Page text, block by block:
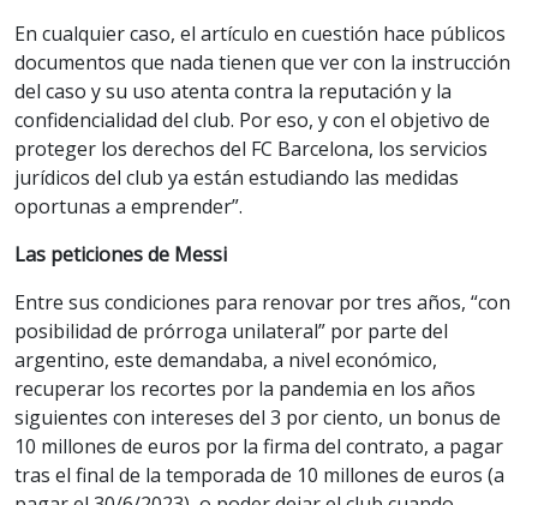
En cualquier caso, el artículo en cuestión hace públicos
documentos que nada tienen que ver con la instrucción
del caso y su uso atenta contra la reputación y la
confidencialidad del club. Por eso, y con el objetivo de
proteger los derechos del FC Barcelona, los servicios
jurídicos del club ya están estudiando las medidas
oportunas a emprender”.
Las peticiones de Messi
Entre sus condiciones para renovar por tres años, “con
posibilidad de prórroga unilateral” por parte del
argentino, este demandaba, a nivel económico,
recuperar los recortes por la pandemia en los años
siguientes con intereses del 3 por ciento, un bonus de
10 millones de euros por la firma del contrato, a pagar
tras el final de la temporada de 10 millones de euros (a